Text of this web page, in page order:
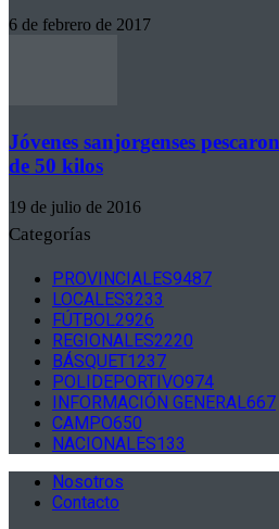
6 de febrero de 2017
Jóvenes sanjorgenses
de 50 kilos
19 de julio de 2016
Categorías
PROVINCIALES9487
LOCALES3233
FÚTBOL2926
REGIONALES2220
BÁSQUET1237
POLIDEPORTIVO974
INFORMACIÓN GENERAL667
CAMPO650
NACIONALES133
Nosotros
Contacto